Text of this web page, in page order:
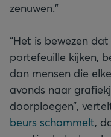
zenuwen.”
“Het is bewezen
portefeuille kijken,
dan mensen die
avonds naar
doorploegen”,
beurs schommelt,